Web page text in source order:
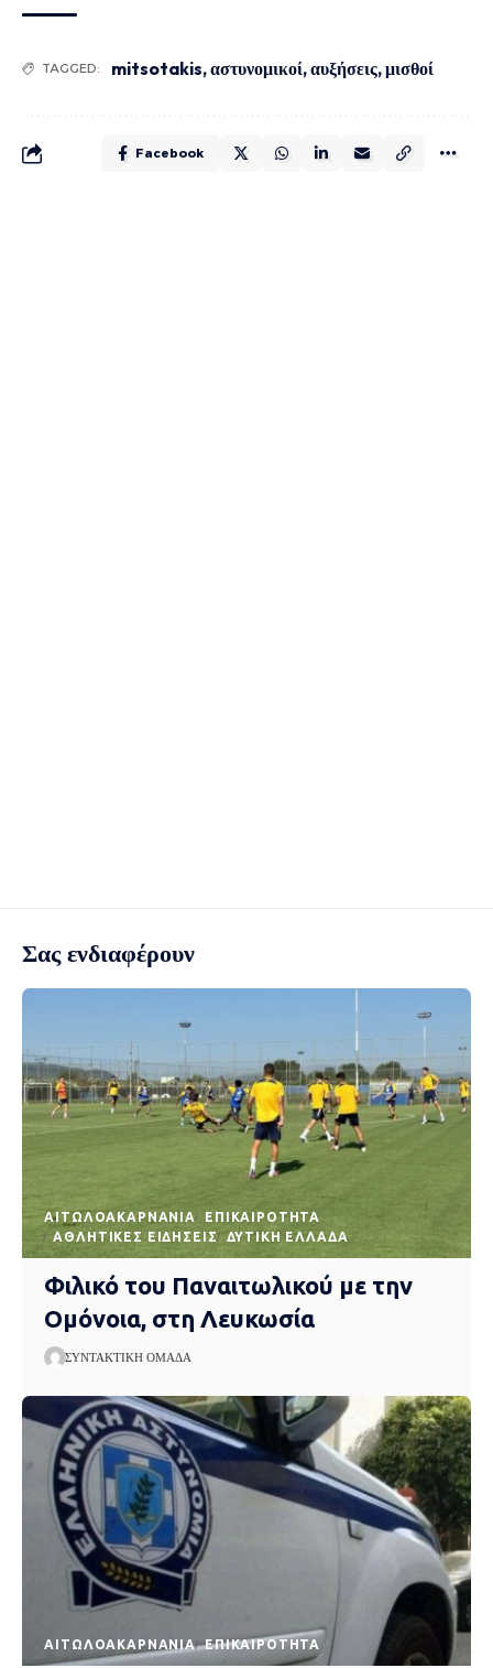
TAGGED: mitsotakis,αστυνομικοί,αυξήσεις,μισθοί
Facebook
Σας ενδιαφέρουν
AΙΤΩΛΟΑΚΑΡΝΑΝΊΑ
EΠΙΚΑΙΡΌΤΗΤΑ
ΑΘΛΗΤΙΚΈΣ ΕΙΔΉΣΕΙΣ
ΔΥΤΙΚΉ ΕΛΛΆΔΑ
Φιλικό του Παναιτωλικού με την
Ομόνοια, στη Λευκωσία
ΣΥΝΤΑΚΤΙΚΉ ΟΜΆΔΑ
AΙΤΩΛΟΑΚΑΡΝΑΝΊΑ EΠΙΚΑΙΡΌΤΗΤΑ